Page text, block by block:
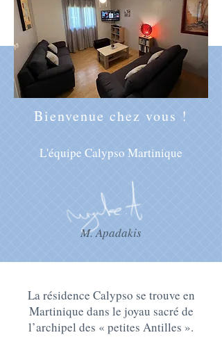
Bienvenue chez vous !
L'équipe Calypso Martinique
M. Apadakis
La résidence Calypso se trouve en
Martinique dans le joyau sacré de
l’archipel des « petites Antilles ».